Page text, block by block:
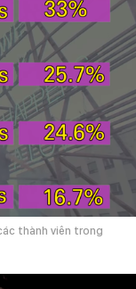
thành viên trong